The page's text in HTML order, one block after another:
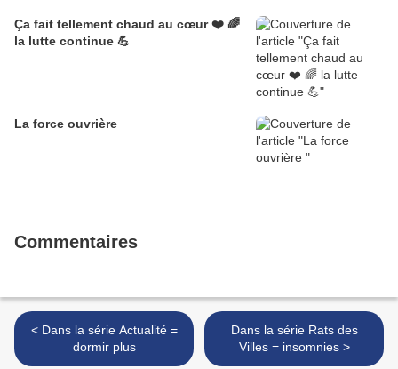
Ça fait tellement chaud au cœur ❤️ 🌈
la lutte continue 💪
La force ouvrière
Commentaires
< Dans la série Actualité =
dormir plus
Dans la série Rats des
Villes = insomnies >